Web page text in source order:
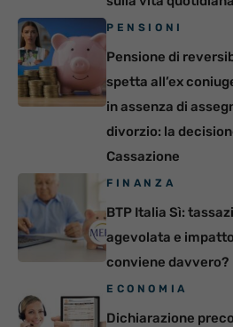
PENSIONI
Pensione di
spetta all’ex
in assenza di
divorzio: la
Cassazione
FINANZA
BTP Italia Sì:
agevolata e impatto
conviene davvero?
ECONOMIA
Dichiarazione